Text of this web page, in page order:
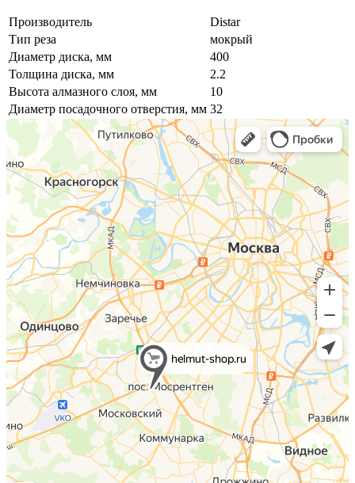
Производитель
Distar
Тип реза
мокрый
Диаметр диска, мм
400
Толщина диска, мм
2.2
Высота алмазного слоя, мм
10
Диаметр посадочного отверстия, мм 32